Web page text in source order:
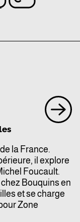
la France.
il explore
Foucault.
Bouquins en
et se charge
Zone